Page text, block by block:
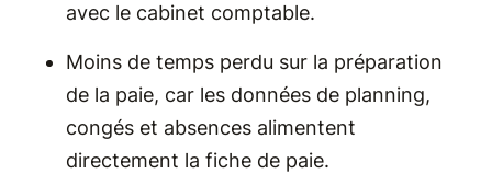
avec le cabinet comptable.
Moins de temps perdu sur la préparation
de la paie, car les données de planning,
congés et absences alimentent
directement la fiche de paie.